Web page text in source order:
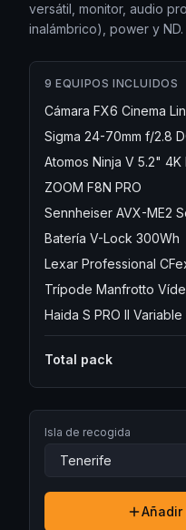
versátil, monitor, audio
inalámbrico), power y
9 EQUIPOS INCLUIDOS
Cámara FX6 Cinema
Sigma 24-70mm f/2.8
Atomos Ninja V 5.2" 4K
ZOOM F8N PRO
Sennheiser AVX-ME2
Batería V-Lock 300Wh
Lexar Professional
Trípode Manfrotto
Haida S PRO II Variable
Total pack
Isla de recogida
Añadir